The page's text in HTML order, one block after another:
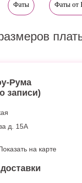
Фаты Фаты от
Рума
записи)
д. 15А
на карте